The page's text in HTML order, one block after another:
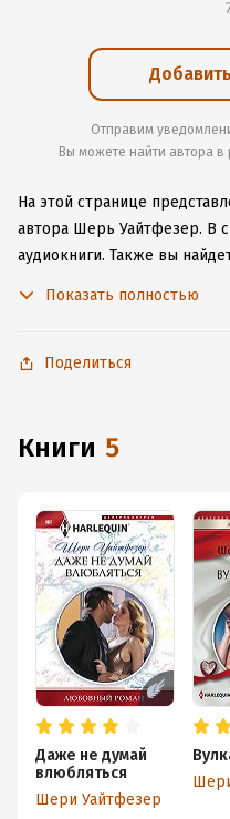
Отправим
Вы можете найти автора
На этой странице
автора Шерь Уайтфезер. В
аудиокниги. Также вы
Android, чтобы не
Показать полностью
Поделиться
книги 5
Даже не думай
влюбляться
Шери Уайтфезер